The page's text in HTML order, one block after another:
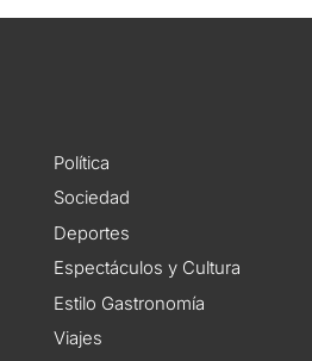
Política
Sociedad
Deportes
Espectáculos y Cultura
Estilo Gastronomía
Viajes